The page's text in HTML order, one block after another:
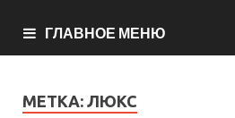
ГЛАВНОЕ МЕНЮ
МЕТКА: ЛЮКС